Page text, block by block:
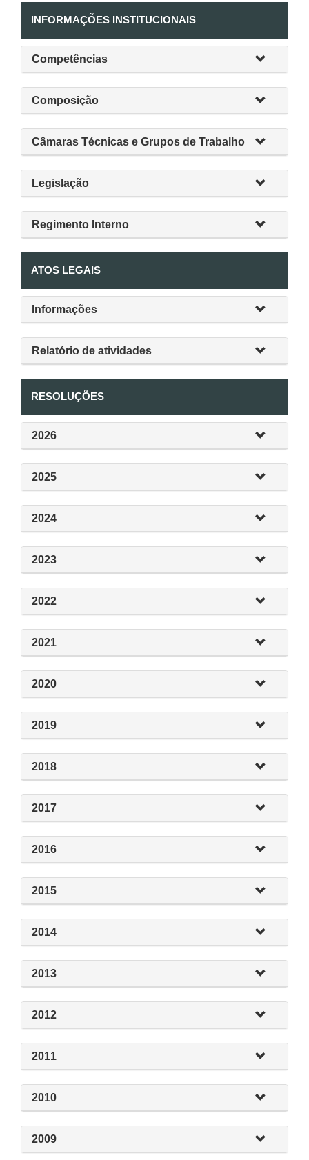
INFORMAÇÕES INSTITUCIONAIS
Competências
Composição
Câmaras Técnicas e Grupos de Trabalho
Legislação
Regimento Interno
ATOS LEGAIS
Informações
Relatório de atividades
RESOLUÇÕES
2026
2025
2024
2023
2022
2021
2020
2019
2018
2017
2016
2015
2014
2013
2012
2011
2010
2009